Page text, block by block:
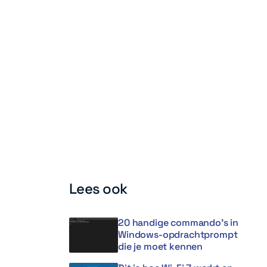
Lees ook
20 handige commando’s in
Windows-opdrachtprompt
die je moet kennen